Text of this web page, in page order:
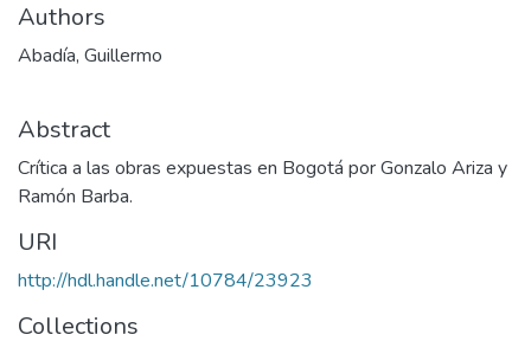
Authors
Abadía, Guillermo
Abstract
Crítica a las obras expuestas en Bogotá por Gonzalo Ariza y
Ramón Barba.
URI
http://hdl.handle.net/10784/23923
Collections